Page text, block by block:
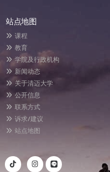
站点地图
课程
教育
学院及行政机构
新闻动态
关于清迈大学
公开信息
联系方式
诉求/建议
站点地图